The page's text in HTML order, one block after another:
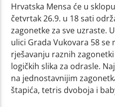
Hrvatska Mensa će u
četvrtak 26.9. u 18 sati
zagonetke za sve uzraste.
ulici Grada Vukovara 58 se
rješavanju raznih
logičkih slika za odrasle.
na jednostavnijim
štapića, tetris dvoboja i